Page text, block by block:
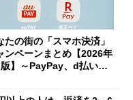
たの街の「スマホ決済」
ンペーンまとめ【2026年
】～PayPay、d払い、a